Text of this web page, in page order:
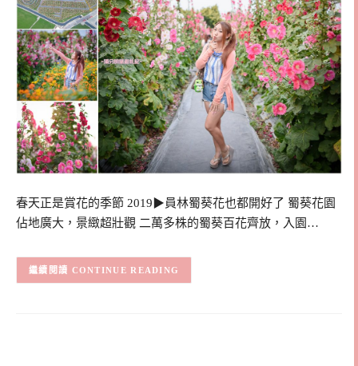
春天正是賞花的季節 2019▶員林蜀葵花也都開好了 蜀葵花園
佔地廣大，景緻超壯觀 二萬多株的蜀葵百花齊放，入園…
CONTINUE READING